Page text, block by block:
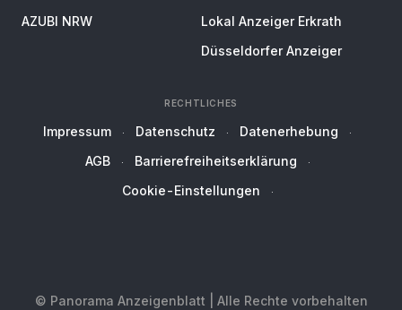
AZUBI NRW
Lokal Anzeiger Erkrath
Düsseldorfer Anzeiger
RECHTLICHES
Impressum Datenschutz
Datenerhebung
AGB
Barrierefreiheitserklärung
Cookie-Einstellungen
© Panorama Anzeigenblatt | Alle Rechte vorbehalten